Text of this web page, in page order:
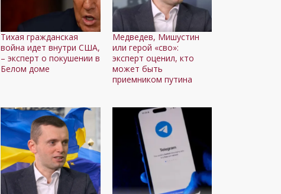
Тихая гражданская
война идет внутри США,
– эксперт о покушении в
Белом доме
Медведев, Мишустин
или герой «сво»:
эксперт оценил, кто
может быть
приемником путина